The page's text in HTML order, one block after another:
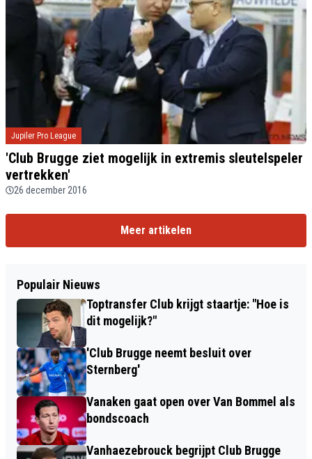
Jupiler Pro League
'Club Brugge ziet mogelijk in extremis sleutelspeler
vertrekken'
26 december 2016
Meer artikelen
Populair Nieuws
Toptransfer Club krijgt staartje: "Hoe is
dit mogelijk?"
'Club Brugge neemt besluit over
Sternberg'
Vanaken gaat open over Van Bommel als
bondscoach
Vanhaezebrouck begrijpt Club Brugge